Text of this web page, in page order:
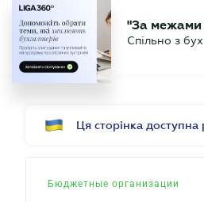
БУХГАЛТЕР.UA
"За межами
Ця сторінка
Бюджетные организации